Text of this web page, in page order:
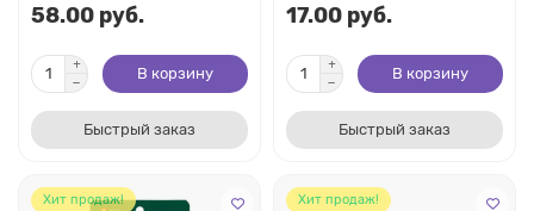
58.00 руб.
В корзину
Быстрый заказ
17.00 руб.
В корзину
Быстрый заказ
Хит продаж! Хит продаж!